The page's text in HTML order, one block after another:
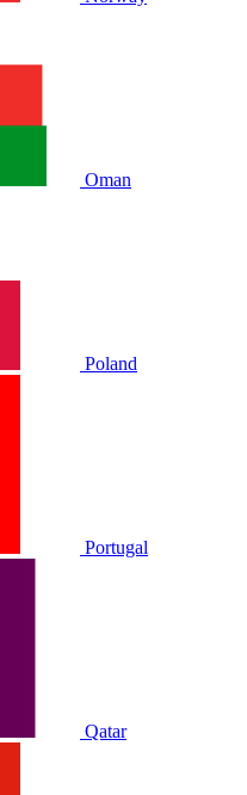
Oman
Poland
Portugal
Qatar